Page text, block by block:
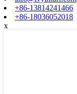
+86-13814241466
+86-18036052018
x